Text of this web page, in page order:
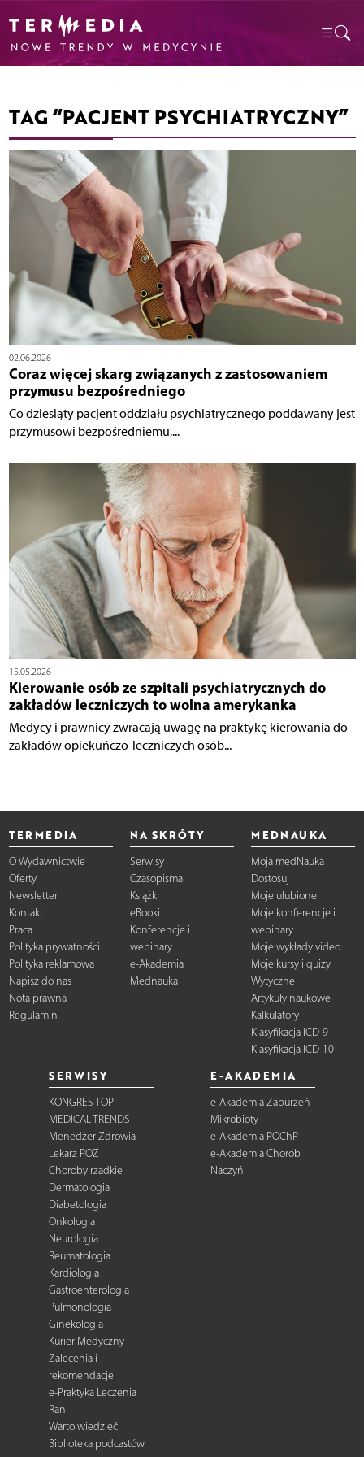
TAG “PACJENT PSYCHIATRYCZNY”
02.06.2026
Coraz więcej skarg związanych z zastosowaniem
przymusu bezpośredniego
Co dziesiąty pacjent oddziału psychiatrycznego poddawany jest
przymusowi bezpośredniemu,...
15.05.2026
Kierowanie osób ze szpitali psychiatrycznych do
zakładów leczniczych to wolna amerykanka
Medycy i prawnicy zwracają uwagę na praktykę kierowania do
zakładów opiekuńczo-leczniczych osób...
TERMEDIA
O Wydawnictwie
Oferty
Newsletter
Kontakt
Praca
Polityka prywatności
Polityka reklamowa
Napisz do nas
Nota prawna
Regulamin
NA SKRÓTY
Serwisy
Czasopisma
Książki
eBooki
Konferencje i
webinary
e-Akademia
Mednauka
MEDNAUKA
Moja medNauka
Dostosuj
Moje ulubione
Moje konferencje i
webinary
Moje wykłady video
Moje kursy i quizy
Wytyczne
Artykuły naukowe
Kalkulatory
Klasyfikacja ICD-9
Klasyfikacja ICD-10
SERWISY
KONGRES TOP
MEDICAL TRENDS
Menedżer Zdrowia
Lekarz POZ
Choroby rzadkie
Dermatologia
Diabetologia
Onkologia
Neurologia
Reumatologia
Kardiologia
Gastroenterologia
Pulmonologia
Ginekologia
Kurier Medyczny
Zalecenia i
rekomendacje
e-Praktyka Leczenia
Ran
Warto wiedzieć
Biblioteka podcastów
E-AKADEMIA
e-Akademia Zaburzeń
Mikrobioty
e-Akademia POChP
e-Akademia Chorób
Naczyń